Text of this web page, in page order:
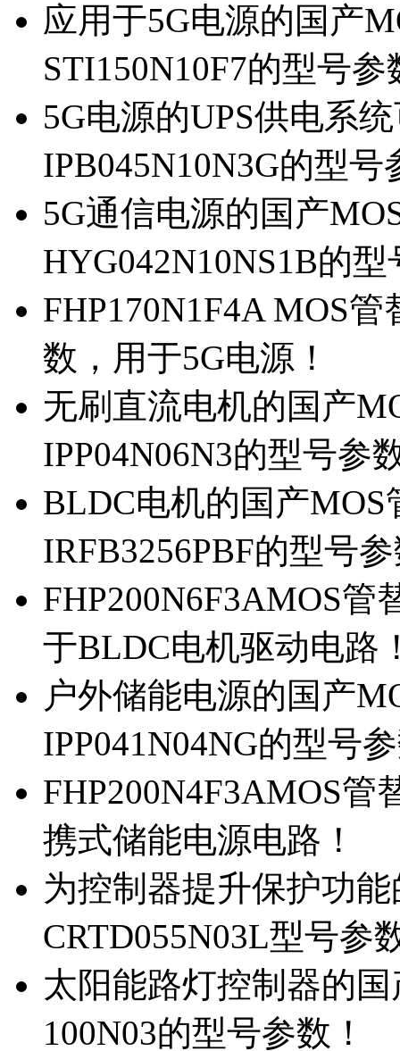
应用于5G电源的国产
STI150N10F7的型号参
5G电源的UPS供电系
IPB045N10N3G的型号
5G通信电源的国产
HYG042N10NS1B的
FHP170N1F4A MOS
数，用于5G电源！
无刷直流电机的国产
IPP04N06N3的型号参
BLDC电机的国产MOS
IRFB3256PBF的型号
FHP200N6F3AMOS管
于BLDC电机驱动电路
户外储能电源的国产
IPP041N04NG的型号
FHP200N4F3AMOS管
携式储能电源电路！
为控制器提升保护功
CRTD055N03L型号参
太阳能路灯控制器的
100N03的型号参数！